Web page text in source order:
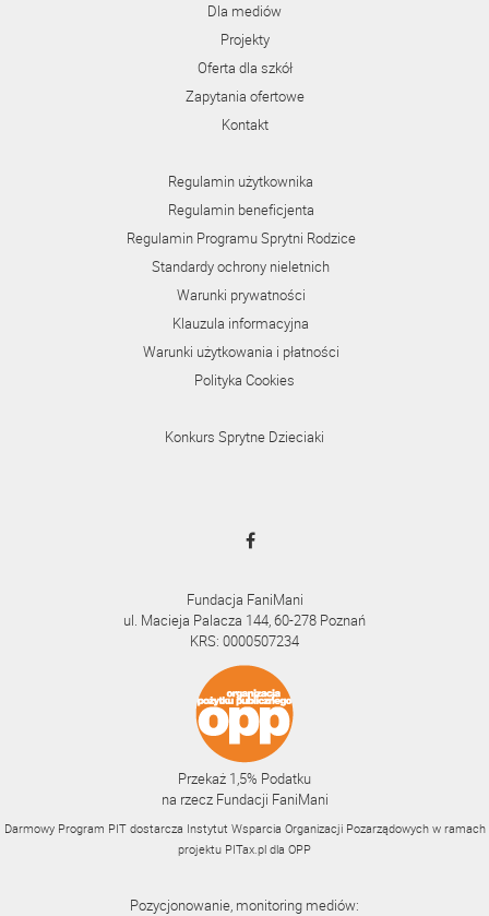
Dla mediów
Projekty
Oferta dla szkół
Zapytania ofertowe
Kontakt
Regulamin użytkownika
Regulamin beneficjenta
Regulamin Programu Sprytni Rodzice
Standardy ochrony nieletnich
Warunki prywatności
Klauzula informacyjna
Warunki użytkowania i płatności
Polityka Cookies
Konkurs Sprytne Dzieciaki
Fundacja FaniMani
ul. Macieja Palacza 144, 60-278 Poznań
KRS: 0000507234
Przekaż 1,5% Podatku
na rzecz Fundacji FaniMani
Darmowy Program PIT dostarcza Instytut Wsparcia Organizacji Pozarządowych w ramach
projektu PITax.pl dla OPP
Pozycjonowanie, monitoring mediów: